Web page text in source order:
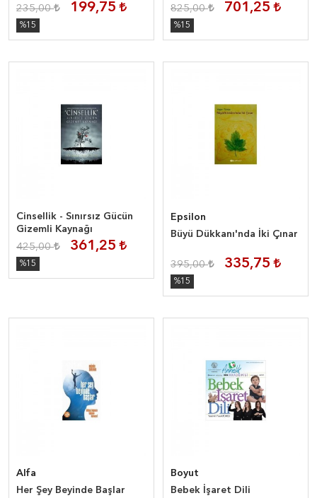
235,00 199,75
%15
825,00 701,25
%15
Cinsellik - Sınırsız Gücün
Gizemli Kaynağı
425,00 361,25
%15
Epsilon
Büyü Dükkanı'nda İki Çınar
395,00 335,75
%15
Alfa
Her Şey Beyinde Başlar
Boyut
Bebek İşaret Dili